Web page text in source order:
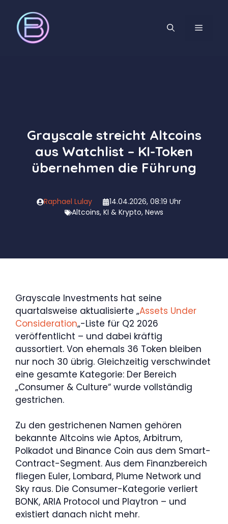
Inhalt
springen
MENÜ
Grayscale streicht Altcoins
aus Watchlist – KI-Token
übernehmen die Führung
Raphael Lulay
14.04.2026, 08:19 Uhr
Altcoins, KI & Krypto, News
Grayscale Investments hat seine
quartalsweise aktualisierte „Assets Under
Consideration„-Liste für Q2 2026
veröffentlicht – und dabei kräftig
aussortiert. Von ehemals 36 Token bleiben
nur noch 30 übrig. Gleichzeitig verschwindet
eine gesamte Kategorie: Der Bereich
„Consumer & Culture“ wurde vollständig
gestrichen.
Zu den gestrichenen Namen gehören
bekannte Altcoins wie Aptos, Arbitrum,
Polkadot und Binance Coin aus dem Smart-
Contract-Segment. Aus dem Finanzbereich
fliegen Euler, Lombard, Plume Network und
Sky raus. Die Consumer-Kategorie verliert
BONK, ARIA Protocol und Playtron – und
existiert danach nicht mehr.